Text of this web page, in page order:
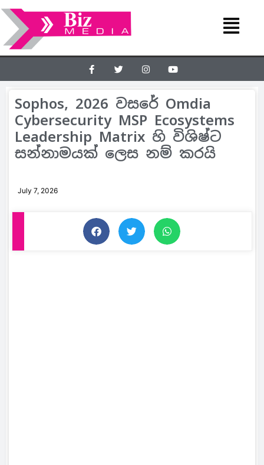
Sophos, 2026 වසරේ Omdia
Cybersecurity MSP Ecosystems
Leadership Matrix හි විශිෂ්ට
සන්නාමයක් ලෙස නම් කරයි
July 7, 2026